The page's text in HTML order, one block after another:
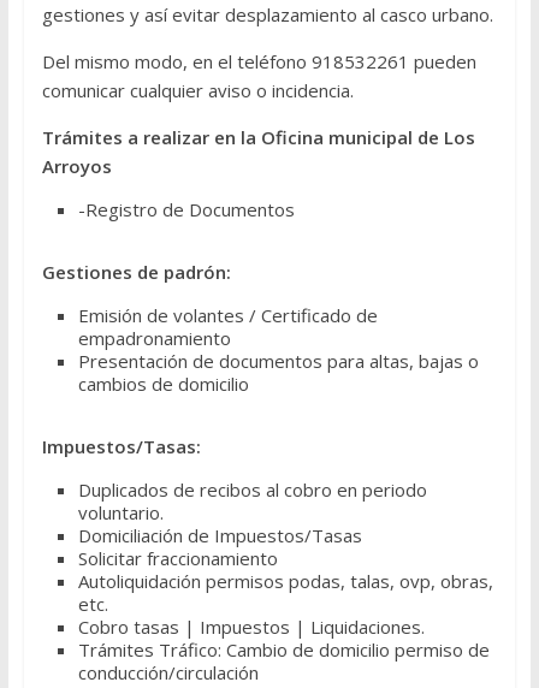
gestiones y así evitar desplazamiento al casco urbano.
Del mismo modo, en el teléfono 918532261 pueden
comunicar cualquier aviso o incidencia.
Trámites a realizar en la Oficina municipal de Los
Arroyos
-Registro de Documentos
Gestiones de padrón:
Emisión de volantes / Certificado de
empadronamiento
Presentación de documentos para altas, bajas o
cambios de domicilio
Impuestos/Tasas:
Duplicados de recibos al cobro en periodo
voluntario.
Domiciliación de Impuestos/Tasas
Solicitar fraccionamiento
Autoliquidación permisos podas, talas, ovp, obras,
etc.
Cobro tasas | Impuestos | Liquidaciones.
Trámites Tráfico: Cambio de domicilio permiso de
conducción/circulación